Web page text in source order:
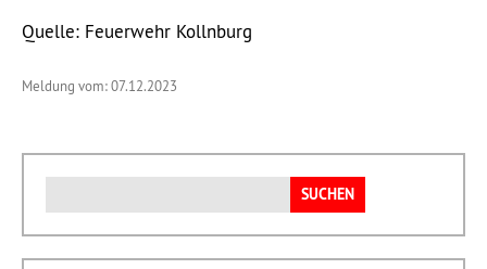
Quelle: Feuerwehr Kollnburg
Meldung vom: 07.12.2023
nach: